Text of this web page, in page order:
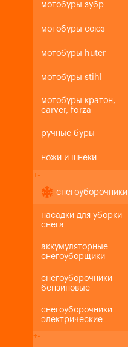
мотобуры зубр
мотобуры союз
мотобуры huter
мотобуры stihl
мотобуры кратон,
carver, forza
ручные буры
ножи и шнеки
+-
снегоуборочники
насадки для уборки
снега
аккумуляторные
снегоуборщики
снегоуборочники
бензиновые
снегоуборочники
электрические
+-